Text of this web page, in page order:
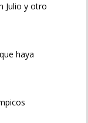
Julio y otro
haya